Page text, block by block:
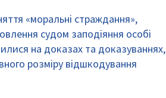
«моральні страждання»,
судом заподіяння особі
на доказах та доказуваннях,
розміру відшкодування